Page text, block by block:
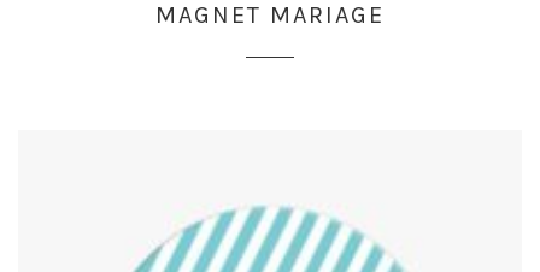
MAGNET MARIAGE